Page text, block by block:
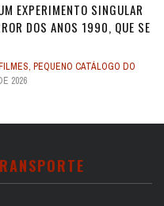
EXPERIMENTO SINGULAR
DOS ANOS 1990, QUE SE
, PEQUENO CATÁLOGO DO
2026